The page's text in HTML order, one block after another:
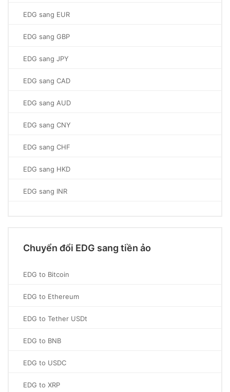
EDG sang EUR
EDG sang GBP
EDG sang JPY
EDG sang CAD
EDG sang AUD
EDG sang CNY
EDG sang CHF
EDG sang HKD
EDG sang INR
Chuyển đổi EDG sang tiền ảo
EDG to Bitcoin
EDG to Ethereum
EDG to Tether USDt
EDG to BNB
EDG to USDC
EDG to XRP